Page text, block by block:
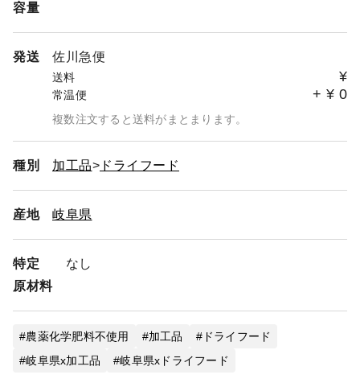
容量
発送 佐川急便
送料 ¥
常温便 + ¥ 0
複数注文すると送料がまとまります。
種別 加工品 ドライフード
産地 岐阜県
特定
原材料
なし
農薬化学肥料不使用 加工品
ドライフード
岐阜県x加工品
岐阜県xドライフード